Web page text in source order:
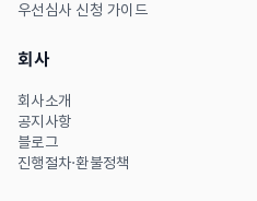
우선심사 신청 가이드
회사
회사소개
공지사항
블로그
진행절차·환불정책